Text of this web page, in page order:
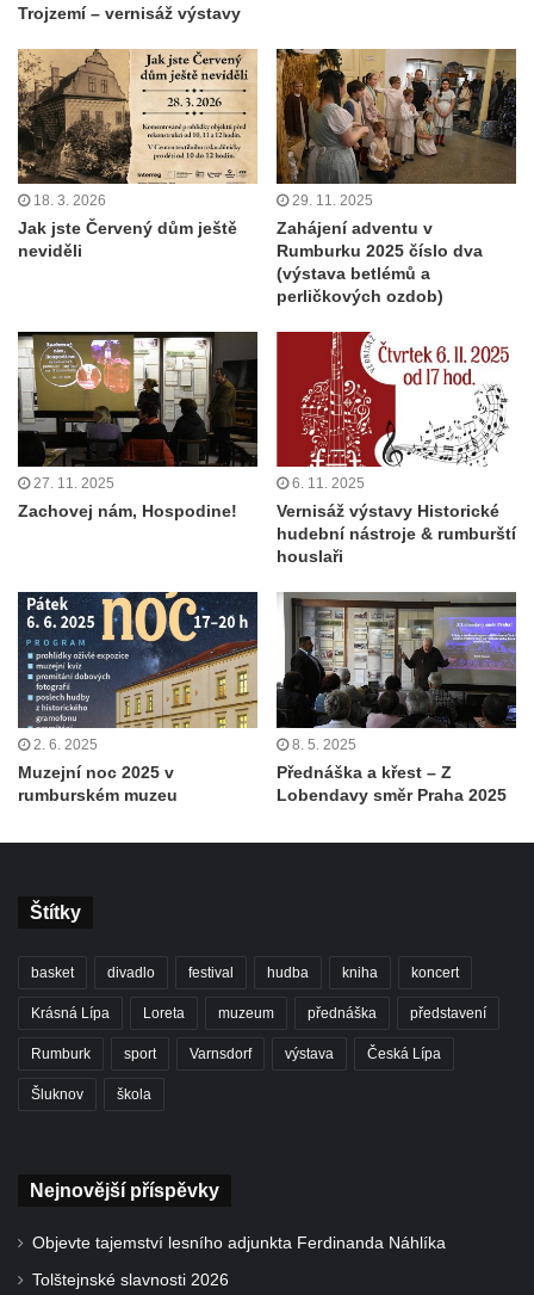
Trojzemí – vernisáž výstavy
18. 3. 2026
Jak jste Červený dům ještě
neviděli
29. 11. 2025
Zahájení adventu v
Rumburku 2025 číslo dva
(výstava betlémů a
perličkových ozdob)
27. 11. 2025
Zachovej nám, Hospodine!
6. 11. 2025
Vernisáž výstavy Historické
hudební nástroje & rumburští
houslaři
2. 6. 2025
Muzejní noc 2025 v
rumburském muzeu
8. 5. 2025
Přednáška a křest – Z
Lobendavy směr Praha 2025
Štítky
basket divadlo festival hudba kniha koncert
Krásná Lípa Loreta muzeum přednáška představení
Rumburk sport Varnsdorf výstava Česká Lípa
Šluknov škola
Nejnovější příspěvky
Objevte tajemství lesního adjunkta Ferdinanda Náhlíka
Tolštejnské slavnosti 2026